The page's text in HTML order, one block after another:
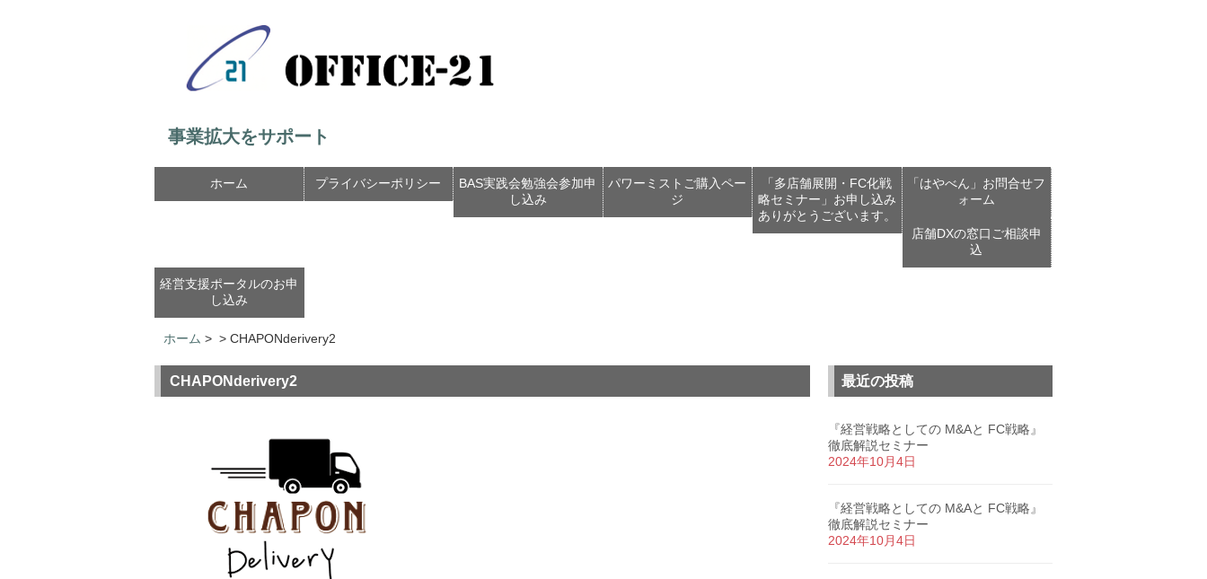
事業拡大をサポート
ホーム プライバシーポリシー
BAS実践会勉強会参加申
し込み
パワーミストご購入ペー
ジ
「多店舗展開・FC化戦
略セミナー」お申し込み
ありがとうございます。
「はやべん」お問合せフ
ォーム
店舗DXの窓口ご相談申
込
経営支援ポータルのお申
し込み
ホーム > > CHAPONderivery2
CHAPONderivery2 最近の投稿
『経営戦略としての M&Aと FC戦略』
徹底解説セミナー
2024年10月4日
『経営戦略としての M&Aと FC戦略』
徹底解説セミナー
2024年10月4日